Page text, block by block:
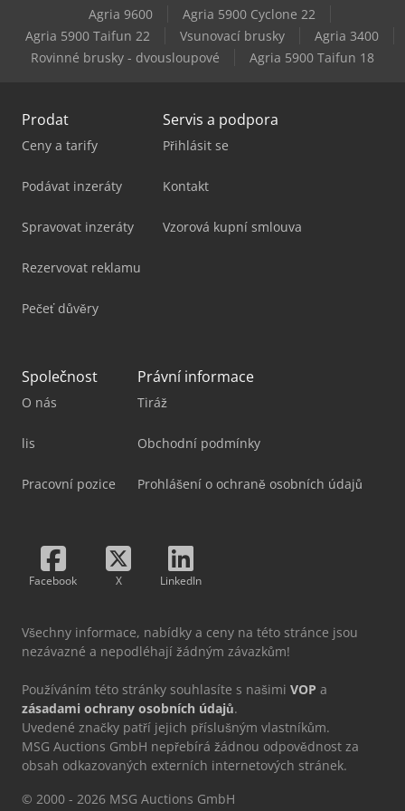
Felder Rl 300
Felder Rl 350
Agria 9600
Agria 5900 Cyclone 22
Agria 5900 Taifun 22
Vsunovací brusky
Agria 3400
Rovinné brusky - dvousloupové
Agria 5900 Taifun 18
Prodat
Ceny a tarify
Podávat inzeráty
Spravovat inzeráty
Rezervovat reklamu
Pečeť důvěry
Servis a podpora
Přihlásit se
Kontakt
Vzorová kupní smlouva
Společnost
O nás
lis
Pracovní pozice
Právní informace
Tiráž
Obchodní podmínky
Prohlášení o ochraně osobních údajů
Facebook X LinkedIn
Všechny informace, nabídky a ceny na této stránce jsou
nezávazné a nepodléhají žádným závazkům!
Používáním této stránky souhlasíte s našimi VOP a
zásadami ochrany osobních údajů.
Uvedené značky patří jejich příslušným vlastníkům.
MSG Auctions GmbH nepřebírá žádnou odpovědnost za
obsah odkazovaných externích internetových stránek.
© 2000 - 2026 MSG Auctions GmbH